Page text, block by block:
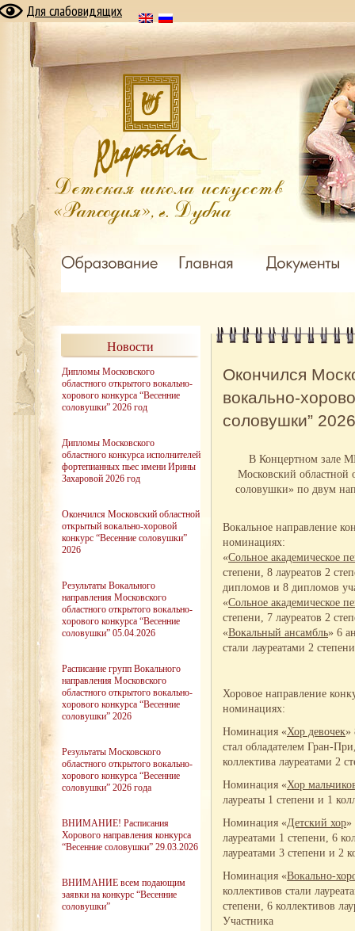
Для слабовидящих
Новости
Дипломы Московского
областного открытого вокально-
хорового конкурса “Весенние
соловушки” 2026 год
Дипломы Московского
областного конкурса исполнителей
фортепианных пьес имени Ирины
Захаровой 2026 год
Окончился Московский областной
открытый вокально-хоровой
конкурс “Весенние соловушки”
2026
Результаты Вокального
направления Московского
областного открытого вокально-
хорового конкурса “Весенние
соловушки” 05.04.2026
Расписание групп Вокального
направления Московского
областного открытого вокально-
хорового конкурса “Весенние
соловушки” 2026
Результаты Московского
областного открытого вокально-
хорового конкурса “Весенние
соловушки” 2026 года
ВНИМАНИЕ! Расписания
Хорового направления конкурса
“Весенние соловушки” 29.03.2026
ВНИМАНИЕ всем подающим
заявки на конкурс “Весенние
соловушки”
Окончился
вокально-
соловушки” 2026
В Концертном зале
Московский областной
соловушки» по двум
Вокальное направление
номинациях:
«Сольное академическое
степени, 8 лауреатов 2
дипломов и 8 дипломов
«Сольное академическое
степени, 7 лауреатов 2
«Вокальный ансамбль» 6
стали лауреатами 2
Хоровое направление
номинациях:
Номинация «Хор девочек»
стал обладателем Гран-
коллектива лауреатами 2
Номинация «Хор
лауреаты 1 степени и 1
Номинация «Детский хор»
лауреатами 1 степени, 6
лауреатами 3 степени и 2
Номинация «Вокально-
коллективов стали
степени, 6 коллективов
Участника